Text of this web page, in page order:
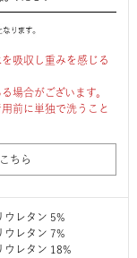
吸収し重みを感じる
場合がございます。
前に単独で洗うこと
ちら
ウレタン 5%
ウレタン 7%
ウレタン 18%